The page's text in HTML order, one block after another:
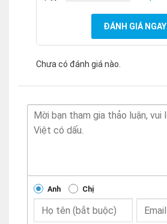
ĐÁNH GIÁ NGAY
Chưa có đánh giá nào.
Anh Chị